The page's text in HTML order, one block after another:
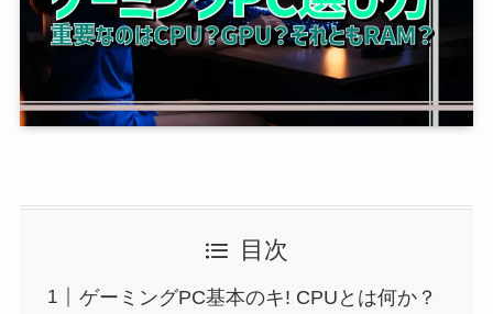
目次
ゲーミングPC基本のキ! CPUとは何か？